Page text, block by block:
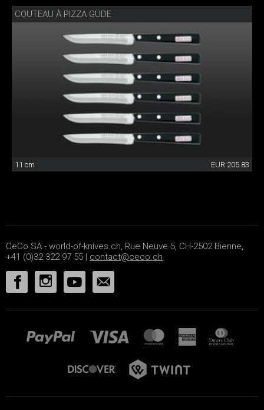
COUTEAU À PIZZA GÜDE
11 cm EUR 205.83
CeCo SA - world-of-knives.ch, Rue Neuve 5, CH-2502 Bienne,
+41 (0)32 322 97 55 | contact@ceco.ch